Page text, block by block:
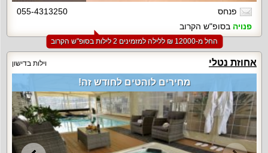
פנחס
055-4313250
פנויה בסופ"ש הקרוב
החל מ-‏12000 ₪ ללילה למזמינים 2 לילות בסופ"ש הקרוב
אחוזת נטלי וילות בדישון
מחירים לוהטים לחודש זה!